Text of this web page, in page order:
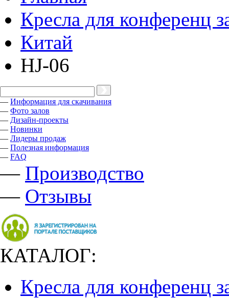
Кресла для конференц
Китай
HJ-06
— Информация для скачивания
— Фото залов
— Дизайн-проекты
— Новинки
— Лидеры продаж
— Полезная информация
— FAQ
— Производство
— Отзывы
КАТАЛОГ:
Кресла для конференц